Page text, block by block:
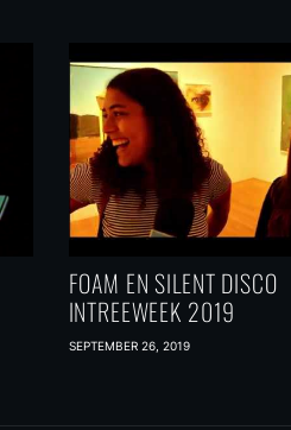
FOAM EN SILENT DISCO
INTREEWEEK 2019
SEPTEMBER 26, 2019